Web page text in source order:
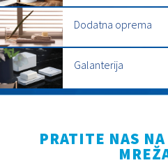
Dodatna oprema
Galanterija
PRATITE NAS